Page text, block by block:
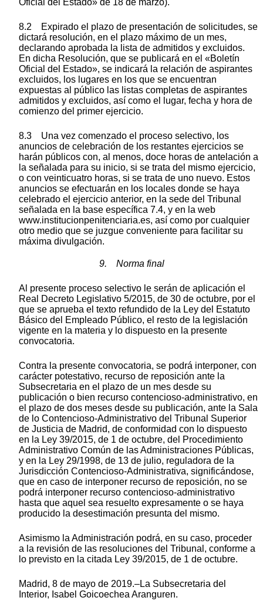
8.2 Expirado el plazo de presentación de solicitudes, se
dictará resolución, en el plazo máximo de un mes,
declarando aprobada la lista de admitidos y excluidos.
En dicha Resolución, que se publicará en el «Boletín
Oficial del Estado», se indicará la relación de aspirantes
excluidos, los lugares en los que se encuentran
expuestas al público las listas completas de aspirantes
admitidos y excluidos, así como el lugar, fecha y hora de
comienzo del primer ejercicio.
8.3 Una vez comenzado el proceso selectivo, los
anuncios de celebración de los restantes ejercicios se
harán públicos con, al menos, doce horas de antelación a
la señalada para su inicio, si se trata del mismo ejercicio,
o con veinticuatro horas, si se trata de uno nuevo. Estos
anuncios se efectuarán en los locales donde se haya
celebrado el ejercicio anterior, en la sede del Tribunal
señalada en la base específica 7.4, y en la web
www.institucionpenitenciaria.es, así como por cualquier
otro medio que se juzgue conveniente para facilitar su
máxima divulgación.
9. Norma final
Al presente proceso selectivo le serán de aplicación el
Real Decreto Legislativo 5/2015, de 30 de octubre, por el
que se aprueba el texto refundido de la Ley del Estatuto
Básico del Empleado Público, el resto de la legislación
vigente en la materia y lo dispuesto en la presente
convocatoria.
Contra la presente convocatoria, se podrá interponer, con
carácter potestativo, recurso de reposición ante la
Subsecretaria en el plazo de un mes desde su
publicación o bien recurso contencioso-administrativo, en
el plazo de dos meses desde su publicación, ante la Sala
de lo Contencioso-Administrativo del Tribunal Superior
de Justicia de Madrid, de conformidad con lo dispuesto
en la Ley 39/2015, de 1 de octubre, del Procedimiento
Administrativo Común de las Administraciones Públicas,
y en la Ley 29/1998, de 13 de julio, reguladora de la
Jurisdicción Contencioso-Administrativa, significándose,
que en caso de interponer recurso de reposición, no se
podrá interponer recurso contencioso-administrativo
hasta que aquel sea resuelto expresamente o se haya
producido la desestimación presunta del mismo.
Asimismo la Administración podrá, en su caso, proceder
a la revisión de las resoluciones del Tribunal, conforme a
lo previsto en la citada Ley 39/2015, de 1 de octubre.
Madrid, 8 de mayo de 2019.–La Subsecretaria del
Interior, Isabel Goicoechea Aranguren.